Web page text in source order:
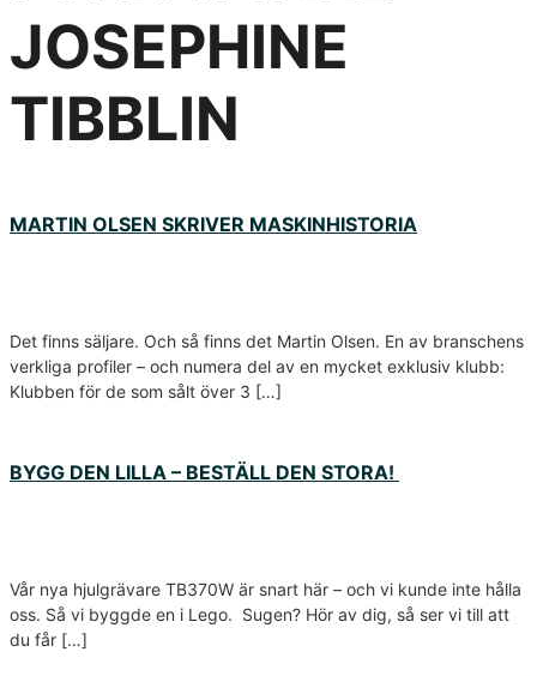
JOSEPHINE
TIBBLIN
MARTIN OLSEN SKRIVER MASKINHISTORIA
Det finns säljare. Och så finns det Martin Olsen. En av branschens
verkliga profiler – och numera del av en mycket exklusiv klubb:
Klubben för de som sålt över 3 […]
BYGG DEN LILLA – BESTÄLL DEN STORA!
Vår nya hjulgrävare TB370W är snart här – och vi kunde inte hålla
oss. Så vi byggde en i Lego. Sugen? Hör av dig, så ser vi till att
du får […]